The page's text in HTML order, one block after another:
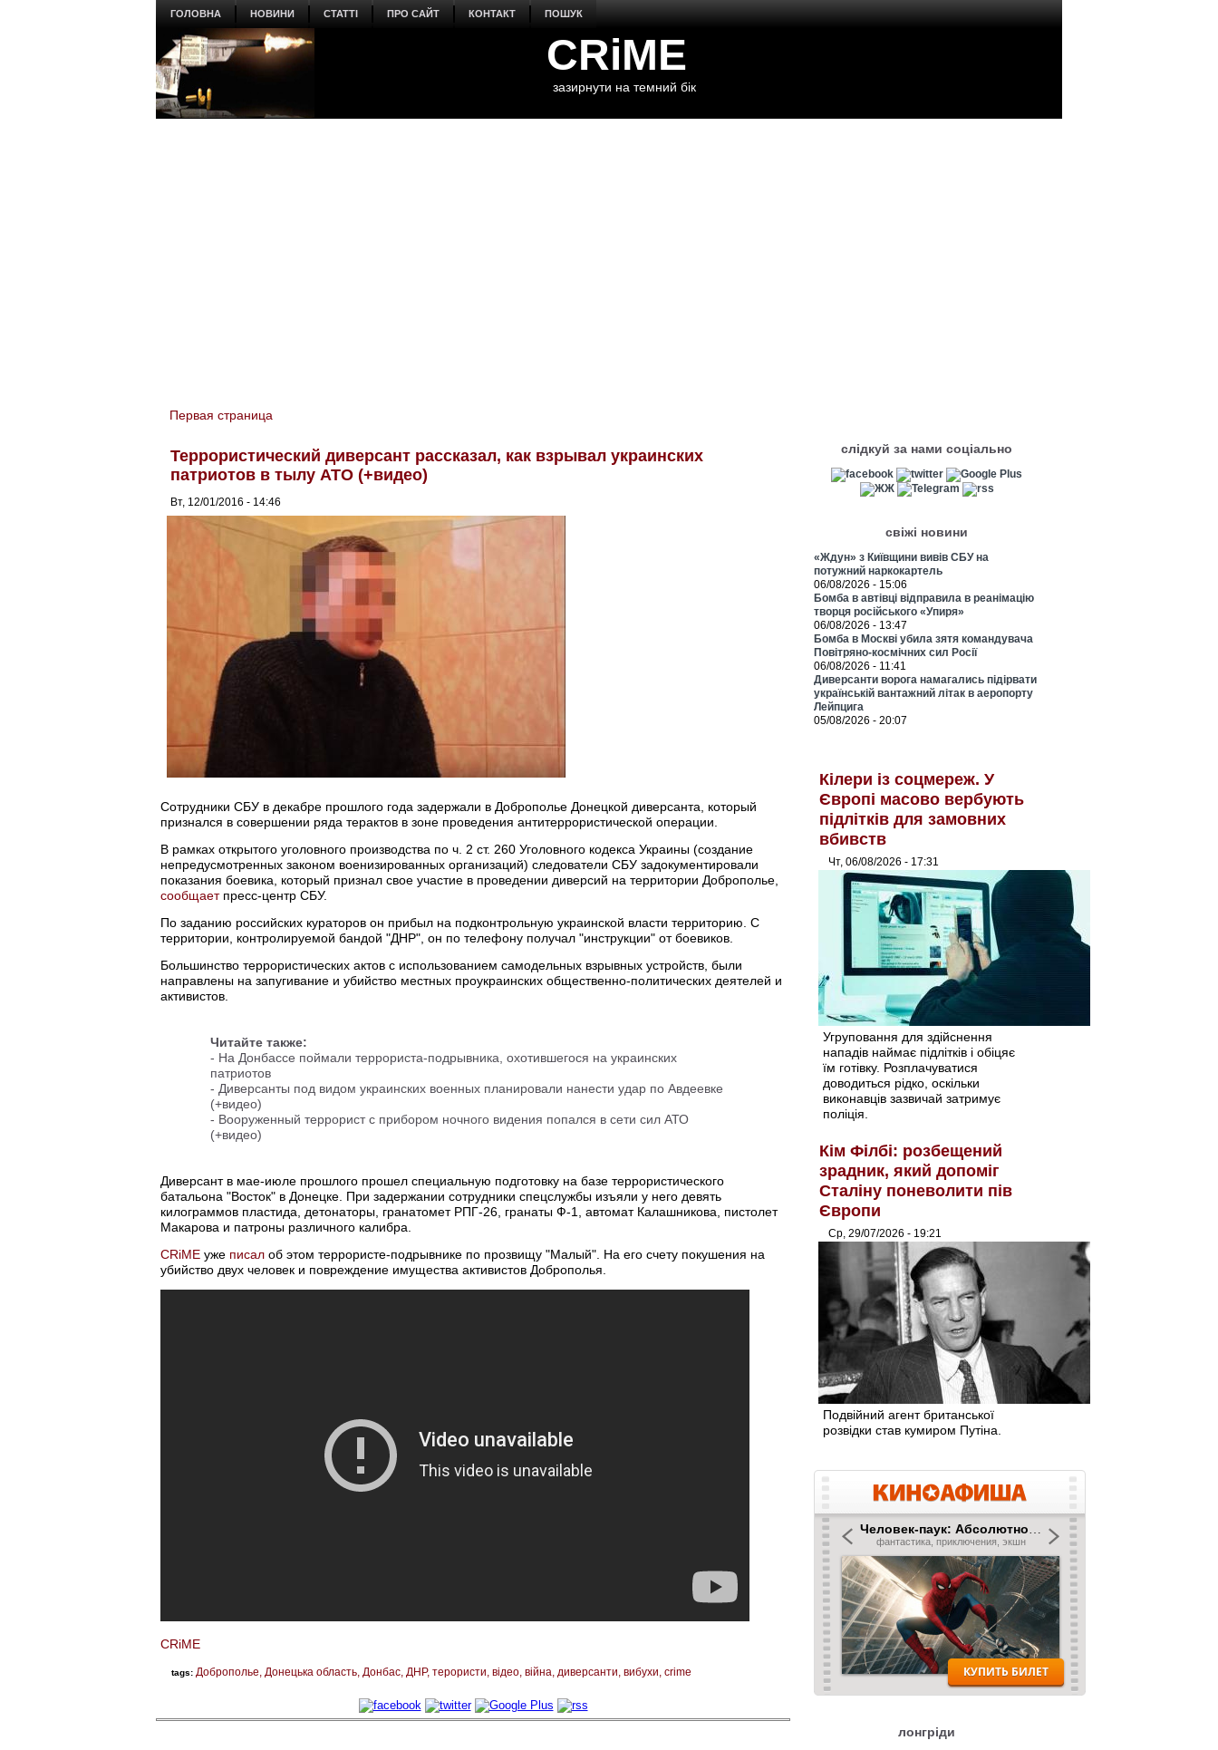
ГОЛОВНА НОВИНИ СТАТТІ ПРО САЙТ КОНТАКТ ПОШУК
CRiME
зазирнути на темний бік
You are here
Первая страница
Террористический диверсант рассказал, как взрывал украинских
патриотов в тылу АТО (+видео)
Вт, 12/01/2016 - 14:46
Сотрудники СБУ в декабре прошлого года задержали в Доброполье Донецкой диверсанта, который
признался в совершении ряда терактов в зоне проведения антитеррористической операции.
В рамках открытого уголовного производства по ч. 2 ст. 260 Уголовного кодекса Украины (создание
непредусмотренных законом военизированных организаций) следователи СБУ задокументировали
показания боевика, который признал свое участие в проведении диверсий на территории Доброполье,
сообщаетпресс-центр СБУ.
По заданию российских кураторов он прибыл на подконтрольную украинской власти территорию. С
территории, контролируемой бандой "ДНР", он по телефону получал "инструкции" от боевиков.
Большинство террористических актов с использованием самодельных взрывных устройств, были
направлены на запугивание и убийство местных проукраинских общественно-политических деятелей и
активистов.
Читайте также:
- На Донбассе поймали террориста-подрывника, охотившегося на украинских
патриотов
- Диверсанты под видом украинских военных планировали нанести удар по Авдеевке
(+видео)
- Вооруженный террорист с прибором ночного видения попался в сети сил АТО
(+видео)
Диверсант в мае-июле прошлого прошел специальную подготовку на базе террористического
батальона "Восток" в Донецке. При задержании сотрудники спецслужбы изъяли у него девять
килограммов пластида, детонаторы, гранатомет РПГ-26, гранаты Ф-1, автомат Калашникова, пистолет
Макарова и патроны различного калибра.
CRiME уже писал об этом террористе-подрывнике по прозвищу "Малый". На его счету покушения на
убийство двух человек и повреждение имущества активистов Доброполья.
CRiME
tags: Доброполье Донецька область Донбас ДНР терористи відео війна диверсанти вибухи crime
слідкуй за нами соціально
свіжі новини
«Ждун» з Київщини вивів СБУ на
потужний наркокартель
06/08/2026 - 15:06
Бомба в автівці відправила в реанімацію
творця російського «Упиря»
06/08/2026 - 13:47
Бомба в Москві убила зятя командувача
Повітряно-космічних сил Росії
06/08/2026 - 11:41
Диверсанти ворога намагались підірвати
українській вантажний літак в аеропорту
Лейпцига
05/08/2026 - 20:07
Кілери із соцмереж. У
Європі масово вербують
підлітків для замовних
вбивств
Чт, 06/08/2026 - 17:31
Угруповання для здійснення
нападів наймає підлітків і обіцяє
їм готівку. Розплачуватися
доводиться рідко, оскільки
виконавців зазвичай затримує
поліція.
Кім Філбі: розбещений
зрадник, який допоміг
Сталіну поневолити пів
Європи
Ср, 29/07/2026 - 19:21
Подвійний агент британської
розвідки став кумиром Путіна.
лонгріди